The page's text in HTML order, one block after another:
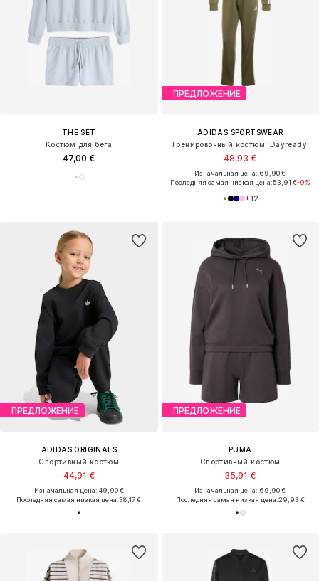
THE SET
Костюм для бега
47,00 €
ПРЕДЛОЖЕНИЕ
ADIDAS SPORTSWEAR
Тренировочный костюм 'Dayready'
48,93 €
Изначальная цена: 69,90 €
Последняя самая низкая цена:53,91 €-9%
+12
ПРЕДЛОЖЕНИЕ
ADIDAS ORIGINALS
Спортивный костюм
44,91 €
Изначальная цена: 49,90 €
Последняя самая низкая цена:38,17 €
ПРЕДЛОЖЕНИЕ
PUMA
Спортивный костюм
35,91 €
Изначальная цена: 69,90 €
Последняя самая низкая цена:29,93 €